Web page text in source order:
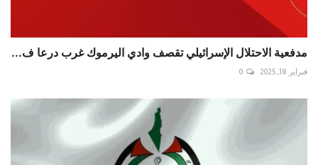
مدفعية الاحتلال الإسرائيلي تقصف وادي اليرموك غرب درعا ف...
فبراير 18, 2025 0